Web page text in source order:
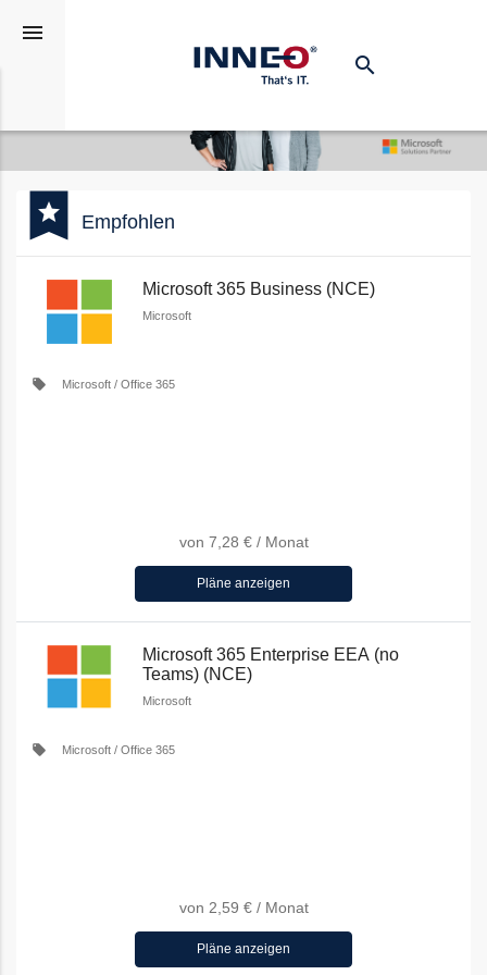
menu
Suchen
search
bookmark
star Empfohlen
Microsoft 365 Business (NCE)
Microsoft
local_offer Microsoft / Office 365
von 7,28 € / Monat
Pläne anzeigen
Microsoft 365 Enterprise EEA (no
Teams) (NCE)
Microsoft
local_offer Microsoft / Office 365
von 2,59 € / Monat
Pläne anzeigen